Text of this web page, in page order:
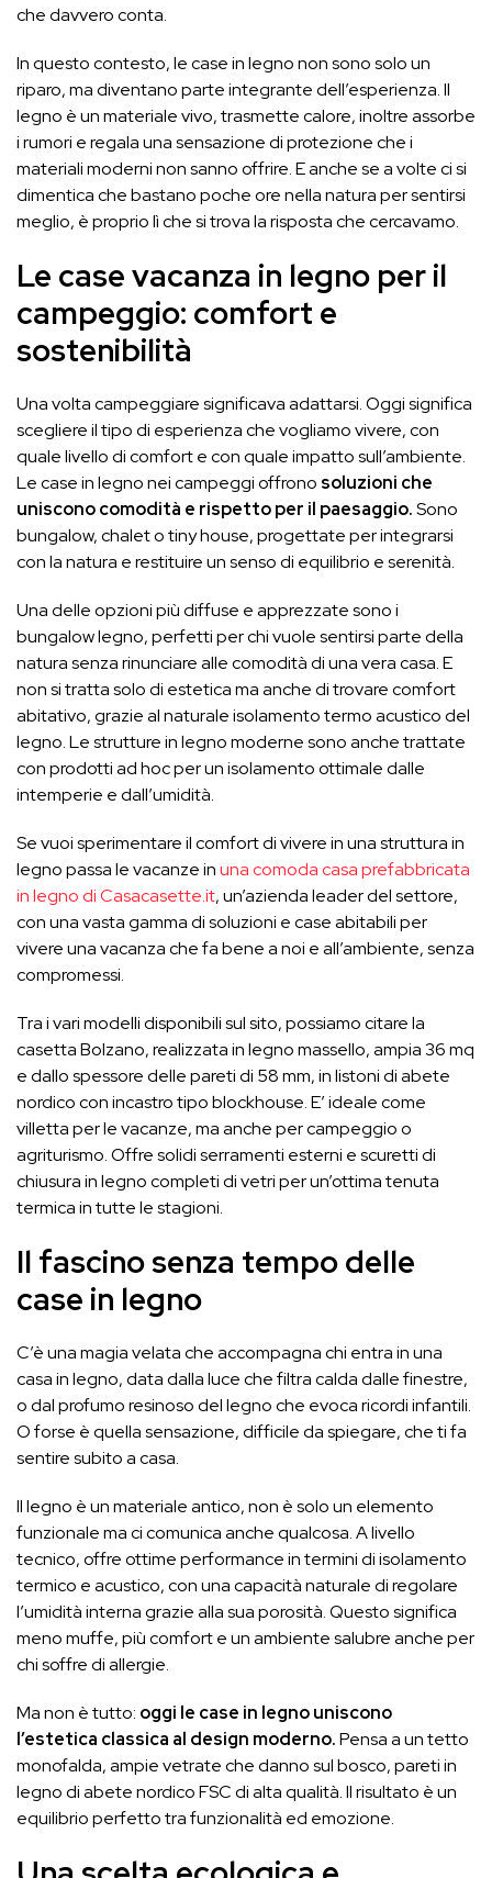
che davvero conta.
In questo contesto, le case in legno non sono solo un
riparo, ma diventano parte integrante dell’esperienza. Il
legno è un materiale vivo, trasmette calore, inoltre assorbe
i rumori e regala una sensazione di protezione che i
materiali moderni non sanno offrire. E anche se a volte ci si
dimentica che bastano poche ore nella natura per sentirsi
meglio, è proprio lì che si trova la risposta che cercavamo.
Le case vacanza in legno per il
campeggio: comfort e
sostenibilità
Una volta campeggiare significava adattarsi. Oggi significa
scegliere il tipo di esperienza che vogliamo vivere, con
quale livello di comfort e con quale impatto sull’ambiente.
Le case in legno nei campeggi offrono soluzioni che
uniscono comodità e rispetto per il paesaggio.Sono
bungalow, chalet o tiny house, progettate per integrarsi
con la natura e restituire un senso di equilibrio e serenità.
Una delle opzioni più diffuse e apprezzate sono i
bungalow legno, perfetti per chi vuole sentirsi parte della
natura senza rinunciare alle comodità di una vera casa. E
non si tratta solo di estetica ma anche di trovare comfort
abitativo, grazie al naturale isolamento termo acustico del
legno. Le strutture in legno moderne sono anche trattate
con prodotti ad hoc per un isolamento ottimale dalle
intemperie e dall’umidità.
Se vuoi sperimentare il comfort di vivere in una struttura in
legno passa le vacanze inuna comoda casa prefabbricata
in legno di Casacasette.it, un’azienda leader del settore,
con una vasta gamma di soluzioni e case abitabili per
vivere una vacanza che fa bene a noi e all’ambiente, senza
compromessi.
Tra i vari modelli disponibili sul sito, possiamo citare la
casetta Bolzano, realizzata in legno massello, ampia 36 mq
e dallo spessore delle pareti di 58 mm, in listoni di abete
nordico con incastro tipo blockhouse. E’ ideale come
villetta per le vacanze, ma anche per campeggio o
agriturismo. Offre solidi serramenti esterni e scuretti di
chiusura in legno completi di vetri per un’ottima tenuta
termica in tutte le stagioni.
Il fascino senza tempo delle
case in legno
C’è una magia velata che accompagna chi entra in una
casa in legno, data dalla luce che filtra calda dalle finestre,
o dal profumo resinoso del legno che evoca ricordi infantili.
O forse è quella sensazione, difficile da spiegare, che ti fa
sentire subito a casa.
Il legno è un materiale antico, non è solo un elemento
funzionale ma ci comunica anche qualcosa. A livello
tecnico, offre ottime performance in termini di isolamento
termico e acustico, con una capacità naturale di regolare
l’umidità interna grazie alla sua porosità. Questo significa
meno muffe, più comfort e un ambiente salubre anche per
chi soffre di allergie.
Ma non è tutto: oggi le case in legno uniscono
l’estetica classica al design moderno.Pensa a un tetto
monofalda, ampie vetrate che danno sul bosco, pareti in
legno di abete nordico FSC di alta qualità. Il risultato è un
equilibrio perfetto tra funzionalità ed emozione.